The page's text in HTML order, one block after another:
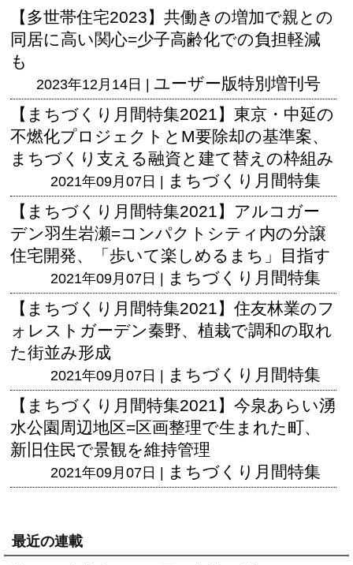
【多世帯住宅2023】共働きの増加で親との
同居に高い関心=少子高齢化での負担軽減
も
2023年12月14日 | ユーザー版特別増刊号
【まちづくり月間特集2021】東京・中延の
不燃化プロジェクトとM要除却の基準案、
まちづくり支える融資と建て替えの枠組み
2021年09月07日 |
まちづくり月間特集
【まちづくり月間特集2021】アルコガー
デン羽生岩瀬=コンパクトシティ内の分譲
住宅開発、「歩いて楽しめるまち」目指す
2021年09月07日 |
まちづくり月間特集
【まちづくり月間特集2021】住友林業のフ
ォレストガーデン秦野、植栽で調和の取れ
た街並み形成
2021年09月07日 |
まちづくり月間特集
【まちづくり月間特集2021】今泉あらい湧
水公園周辺地区=区画整理で生まれた町、
新旧住民で景観を維持管理
2021年09月07日 | まちづくり月間特集
最近の連載